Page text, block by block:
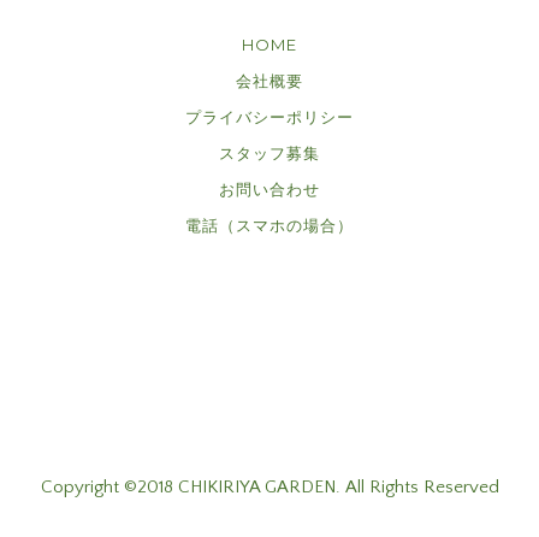
HOME
会社概要
プライバシーポリシー
スタッフ募集
お問い合わせ
電話（スマホの場合）
Copyright ©2018 CHIKIRIYA GARDEN. All Rights Reserved